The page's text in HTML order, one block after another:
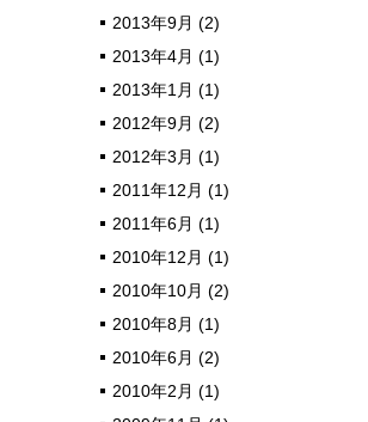
2013年9月 (2)
2013年4月 (1)
2013年1月 (1)
2012年9月 (2)
2012年3月 (1)
2011年12月 (1)
2011年6月 (1)
2010年12月 (1)
2010年10月 (2)
2010年8月 (1)
2010年6月 (2)
2010年2月 (1)